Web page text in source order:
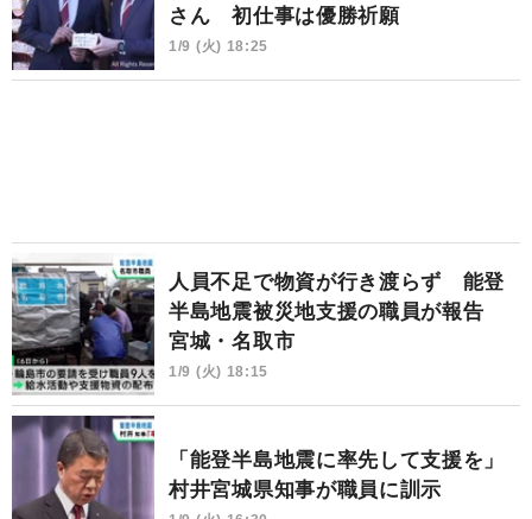
さん 初仕事は優勝祈願
1/9 (火) 18:25
人員不足で物資が行き渡らず 能登
半島地震被災地支援の職員が報告
宮城・名取市
1/9 (火) 18:15
「能登半島地震に率先して支援を」
村井宮城県知事が職員に訓示